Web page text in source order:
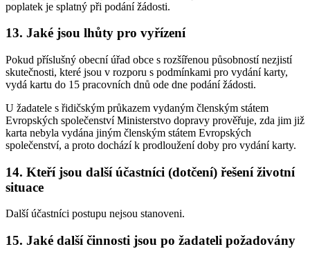
poplatek je splatný při podání žádosti.
13. Jaké jsou lhůty pro vyřízení
Pokud příslušný obecní úřad obce s rozšířenou působností nezjistí
skutečnosti, které jsou v rozporu s podmínkami pro vydání karty,
vydá kartu do 15 pracovních dnů ode dne podání žádosti.
U žadatele s řidičským průkazem vydaným členským státem
Evropských společenství Ministerstvo dopravy prověřuje, zda jim již
karta nebyla vydána jiným členským státem Evropských
společenství, a proto dochází k prodloužení doby pro vydání karty.
14. Kteří jsou další účastníci (dotčení) řešení životní
situace
Další účastníci postupu nejsou stanoveni.
15. Jaké další činnosti jsou po žadateli požadovány